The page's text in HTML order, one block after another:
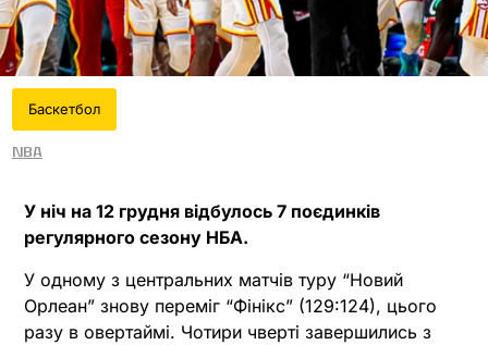
Баскетбол
NBA
У ніч на 12 грудня відбулось 7 поєдинків
регулярного сезону НБА.
У одному з центральних матчів туру “Новий
Орлеан” знову переміг “Фінікс” (129:124), цього
разу в овертаймі. Чотири чверті завершились з